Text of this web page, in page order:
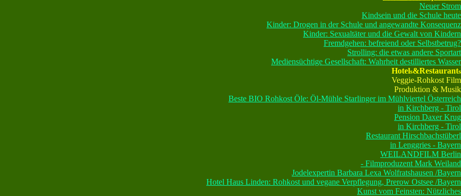
Neuer Strom
Kindsein und die Schule heute
Kinder: Drogen in der Schule und angewandte Konsequenz
Kinder: Sexualtäter und die Gewalt von Kindern
Fremdgehen: befreiend oder Selbstbetrug?
Strolling: die etwas andere Sportart
Mediensüchtige Gesellschaft: Wahrheit destilliertes Wasser
Hotels&Restaurants
Veggie-Rohkost Film
Produktion & Musik
Beste BIO Rohkost Öle: Öl-Mühle Starlinger im Mühlviertel Österreich
in Kirchberg - Tirol
Pension Daxer Krug
in Kirchberg - Tirol
Restaurant Hirschbachstüberl
in Lenggries - Bayern
WEILANDFILM Berlin
- Filmproduzent Mark Weiland
Jodelexpertin Barbara Lexa Wolfratshausen /Bayern
Hotel Haus Linden: Rohkost und vegane Verpflegung, Prerow Ostsee /Bayern
Kunst vom Feinsten: Nützliches